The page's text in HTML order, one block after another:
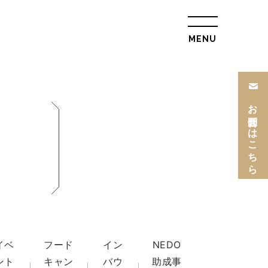
MENU
トップ
ツアー一覧
ベ
ト
フード
キャン
イン
バウ
NEDO
助成事
お問合せはこちら